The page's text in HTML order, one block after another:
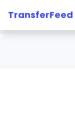
TransferFeed